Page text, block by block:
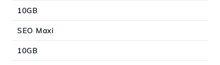
10GB
SEO Maxi
10GB